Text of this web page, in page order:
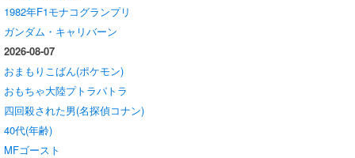
1982年F1モナコグランプリ
ガンダム・キャリバーン
2026-08-07
おまもりこばん(ポケモン)
おもちゃ大陸プトラパトラ
四回殺された男(名探偵コナン)
40代(年齢)
MFゴースト